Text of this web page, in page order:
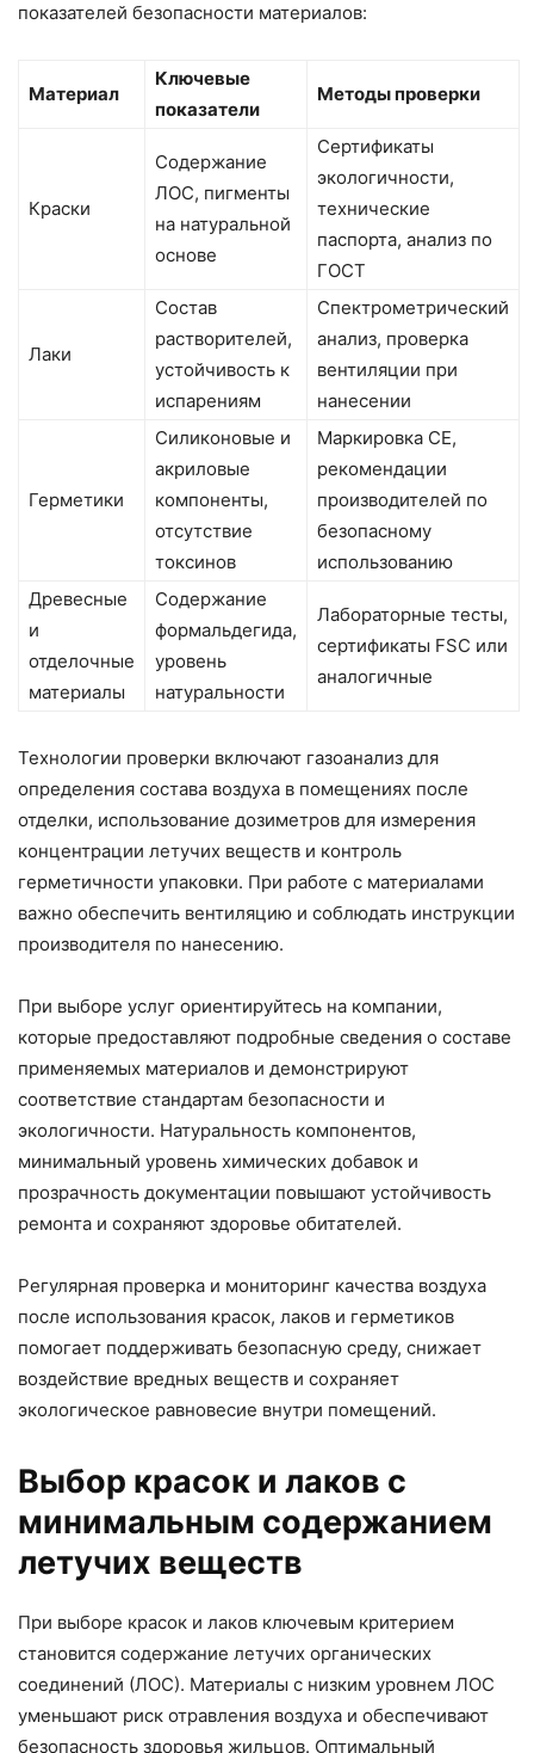
показателей безопасности материалов:
Материал
Ключевые
показатели
Методы проверки
Краски
Содержание
ЛОС, пигменты
на натуральной
основе
Сертификаты
экологичности,
технические
паспорта, анализ по
ГОСТ
Лаки
Состав
растворителей,
устойчивость к
испарениям
Спектрометрический
анализ, проверка
вентиляции при
нанесении
Герметики
Силиконовые и
акриловые
компоненты,
отсутствие
токсинов
Маркировка CE,
рекомендации
производителей по
безопасному
использованию
Древесные
и
отделочные
материалы
Содержание
формальдегида,
уровень
натуральности
Лабораторные тесты,
сертификаты FSC или
аналогичные
Технологии проверки включают газоанализ для
определения состава воздуха в помещениях после
отделки, использование дозиметров для измерения
концентрации летучих веществ и контроль
герметичности упаковки. При работе с материалами
важно обеспечить вентиляцию и соблюдать инструкции
производителя по нанесению.
При выборе услуг ориентируйтесь на компании,
которые предоставляют подробные сведения о составе
применяемых материалов и демонстрируют
соответствие стандартам безопасности и
экологичности. Натуральность компонентов,
минимальный уровень химических добавок и
прозрачность документации повышают устойчивость
ремонта и сохраняют здоровье обитателей.
Регулярная проверка и мониторинг качества воздуха
после использования красок, лаков и герметиков
помогает поддерживать безопасную среду, снижает
воздействие вредных веществ и сохраняет
экологическое равновесие внутри помещений.
Выбор красок и лаков с
минимальным содержанием
летучих веществ
При выборе красок и лаков ключевым критерием
становится содержание летучих органических
соединений (ЛОС). Материалы с низким уровнем ЛОС
уменьшают риск отравления воздуха и обеспечивают
безопасность здоровья жильцов. Оптимальный